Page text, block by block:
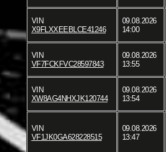
VIN
X9FLXXEEBLCE41246
09.08.2026
14:00
VIN
VF7FCKFVC28597843
09.08.2026
13:55
VIN
XW8AG4NHXJK120744
09.08.2026
13:54
VIN
VF1JK0GA628228515
09.08.2026
13:47